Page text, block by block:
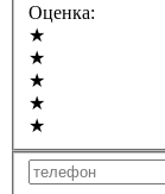
Оценка:
★
★
★
★
★